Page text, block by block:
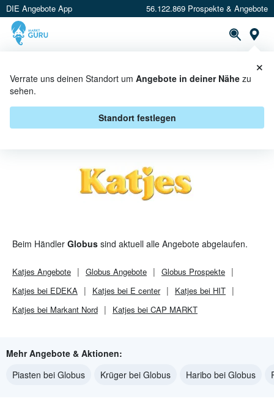
DIE Angebote App 56.122.869 Prospekte & Angebote
Verrate uns deinen Standort um Angebote in deiner Nähe zu
sehen.
Standort festlegen
×
KATJES BEI GLOBUS - ANGEBOTE
& AKTIONEN
Beim Händler Globus sind aktuell alle Angebote abgelaufen.
Katjes Angebote Globus Angebote Globus Prospekte
Katjes bei EDEKA
Katjes bei E center
Katjes bei HIT
Katjes bei Markant Nord
Katjes bei CAP MARKT
Mehr Angebote & Aktionen:
Piasten bei Globus
Krüger bei Globus Haribo bei Globus